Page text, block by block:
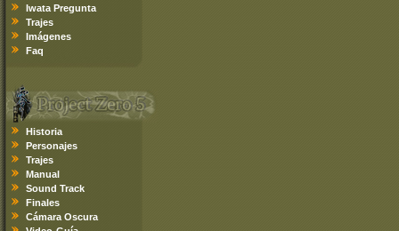
Iwata Pregunta
Trajes
Imágenes
Faq
Historia
Personajes
Trajes
Manual
Sound Track
Finales
Cámara Oscura